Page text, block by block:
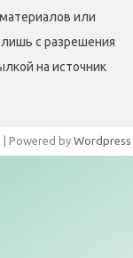
или
с разрешения
на источник
| Powered by Wordpress